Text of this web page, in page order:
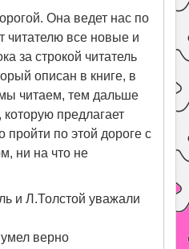
Она ведет нас по
читателю все новые и
за строкой читатель
описан в книге, в
читаем, тем дальше
предлагает
пройти по этой дороге с
ни на что не
и Л.Толстой уважали
верно